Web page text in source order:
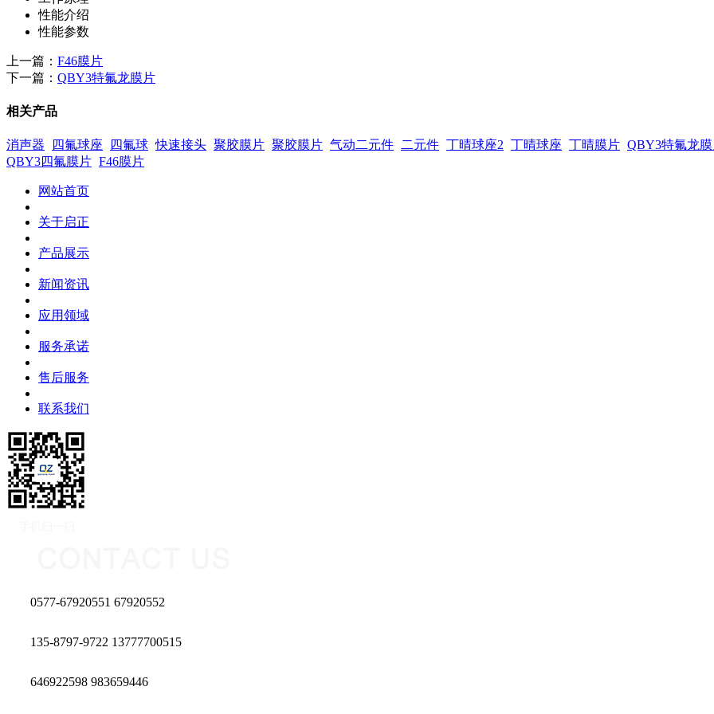
性能介绍
性能参数
上一篇： F46膜片
下一篇： QBY3特氟龙膜片
相关产品
消声器 四氟球座 四氟球 快速接头 聚胶膜片 聚胶膜片 气动二元件 二元件 丁晴球座2 丁晴球座 丁晴膜片 QBY3特氟龙
QBY3四氟膜片 F46膜片
网站首页
关于启正
产品展示
新闻资讯
应用领域
服务承诺
售后服务
联系我们
0577-67920551 67920552
135-8797-9722 13777700515
646922598 983659446